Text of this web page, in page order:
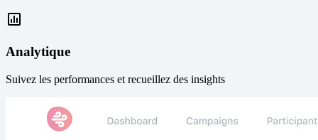
Analytique
Suivez les performances et recueillez des insights